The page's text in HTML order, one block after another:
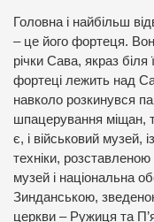
Головна і найбільш
– це його фортеця.
річки Сава, якраз
фортеці лежить над
навколо розкинувся
шпацерування міщан,
є, і військовий музей,
техніки,
музей і національна
Зинданською,
церкви – Ружиця та